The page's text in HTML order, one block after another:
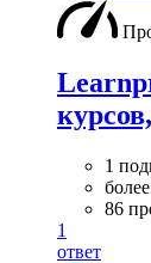
1
86
1
ответ